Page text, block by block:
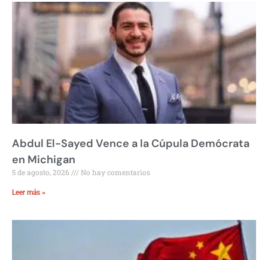
Abdul El-Sayed Vence a la Cúpula Demócrata
en Michigan
5 de agosto, 2026 No hay comentarios
Leer más »